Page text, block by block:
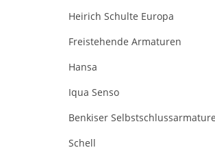
Heirich Schulte Europa
Freistehende Armaturen
Hansa
Iqua Senso
Benkiser
Schell